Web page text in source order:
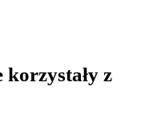
korzystały z